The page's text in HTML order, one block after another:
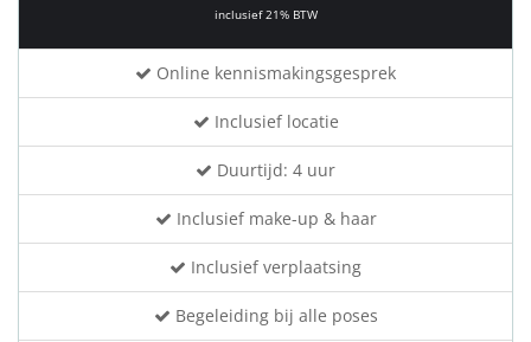
inclusief 21% BTW
Online kennismakingsgesprek
Inclusief locatie
Duurtijd: 4 uur
Inclusief make-up & haar
Inclusief verplaatsing
Begeleiding bij alle poses